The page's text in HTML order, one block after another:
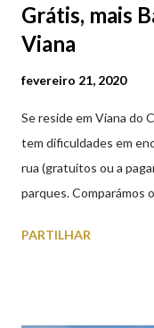
Grátis, mais
Viana
fevereiro 21, 2020
Se reside em Viana do
tem dificuldades em
rua (gratuitos ou a
parques. Comparámos
subterrâneos) perto
PARTILHAR